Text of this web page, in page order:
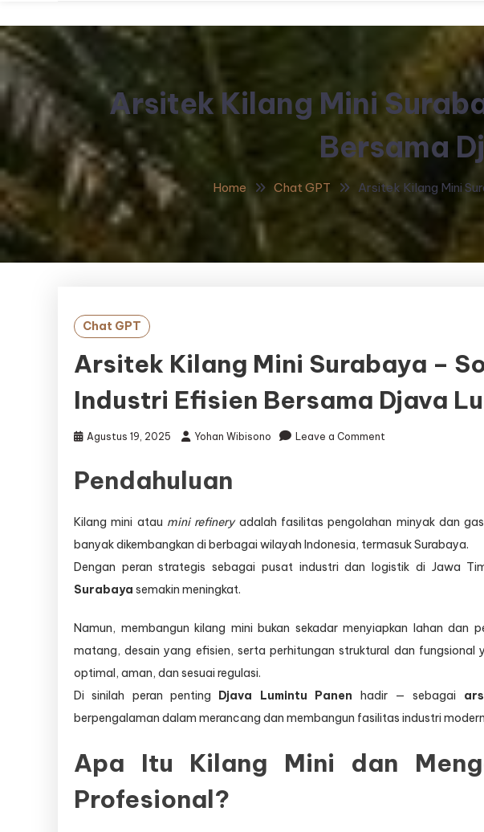
Arsitek Kilang Mini
Bersama
Home Chat GPT Arsitek Kilang Mini
Chat GPT
Arsitek Kilang Mini Surabaya –
Industri Efisien Bersama Djava
Agustus 19, 2025 Yohan Wibisono Leave a Comment
–
Desain
Industri
Lumintu
Panen
Pendahuluan
Kilang mini atau mini refineryadalah fasilitas pengolahan minyak dan
banyak dikembangkan di berbagai wilayah Indonesia, termasuk Surabaya.
Dengan peran strategis sebagai pusat industri dan logistik di Jawa
Surabaya semakin meningkat.
Namun, membangun kilang mini bukan sekadar menyiapkan lahan dan
matang, desain yang efisien, serta perhitungan struktural dan
optimal, aman, dan sesuai regulasi.
Di sinilah peran penting Djava Lumintu Panen hadir — sebagai
berpengalaman dalam merancang dan membangun fasilitas industri
Apa Itu Kilang Mini dan
Profesional?